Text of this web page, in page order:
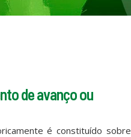
de avanço ou
é constituído sobre